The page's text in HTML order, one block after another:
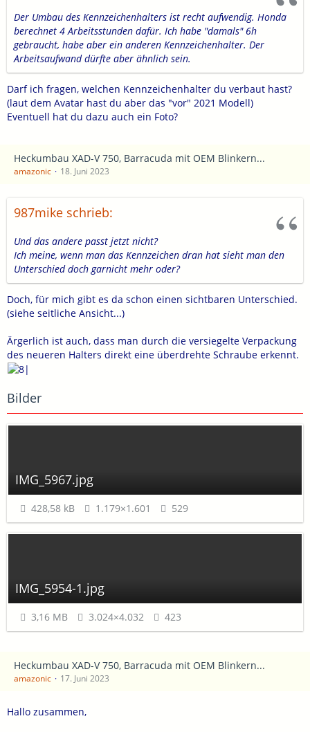
Der Umbau des Kennzeichenhalters ist recht aufwendig. Honda
berechnet 4 Arbeitsstunden dafür. Ich habe "damals" 6h
gebraucht, habe aber ein anderen Kennzeichenhalter. Der
Arbeitsaufwand dürfte aber ähnlich sein.
Darf ich fragen, welchen Kennzeichenhalter du verbaut hast?
(laut dem Avatar hast du aber das "vor" 2021 Modell)
Eventuell hat du dazu auch ein Foto?
Heckumbau XAD-V 750, Barracuda mit OEM Blinkern...
amazonic 18. Juni 2023
987mike schrieb:
Und das andere passt jetzt nicht?
Ich meine, wenn man das Kennzeichen dran hat sieht man den
Unterschied doch garnicht mehr oder?
Doch, für mich gibt es da schon einen sichtbaren Unterschied.
(siehe seitliche Ansicht...)
Ärgerlich ist auch, dass man durch die versiegelte Verpackung
des neueren Halters direkt eine überdrehte Schraube erkennt.
Bilder
IMG_5967.jpg
428,58 kB 1.179×1.601 529
IMG_5954-1.jpg
3,16 MB 3.024×4.032 423
Heckumbau XAD-V 750, Barracuda mit OEM Blinkern...
amazonic 17. Juni 2023
Hallo zusammen,